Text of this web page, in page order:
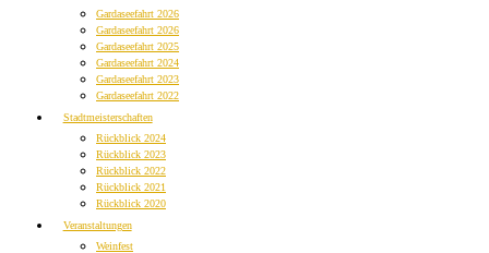
Gardaseefahrt 2026
Gardaseefahrt 2026
Gardaseefahrt 2025
Gardaseefahrt 2024
Gardaseefahrt 2023
Gardaseefahrt 2022
Stadtmeisterschaften
Rückblick 2024
Rückblick 2023
Rückblick 2022
Rückblick 2021
Rückblick 2020
Veranstaltungen
Weinfest